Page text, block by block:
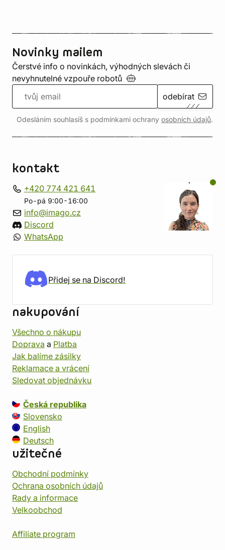
Novinky mailem
Čerstvé info o novinkách, výhodných slevách či
nevyhnutelné vzpouře robotů
odebírat
Odesláním souhlasíš s podmínkami ochrany osobních údajů.
kontakt
+420 774 421 641
Po-pá 9:00-16:00
info@imago.cz
Discord
WhatsApp
Přidej se na Discord!
nakupování
Všechno o nákupu
Doprava a Platba
Jak balíme zásilky
Reklamace a vrácení
Sledovat objednávku
Česká republika
Slovensko
English
Deutsch
užitečné
Obchodní podmínky
Ochrana osobních údajů
Rady a informace
Velkoobchod
Affiliate program